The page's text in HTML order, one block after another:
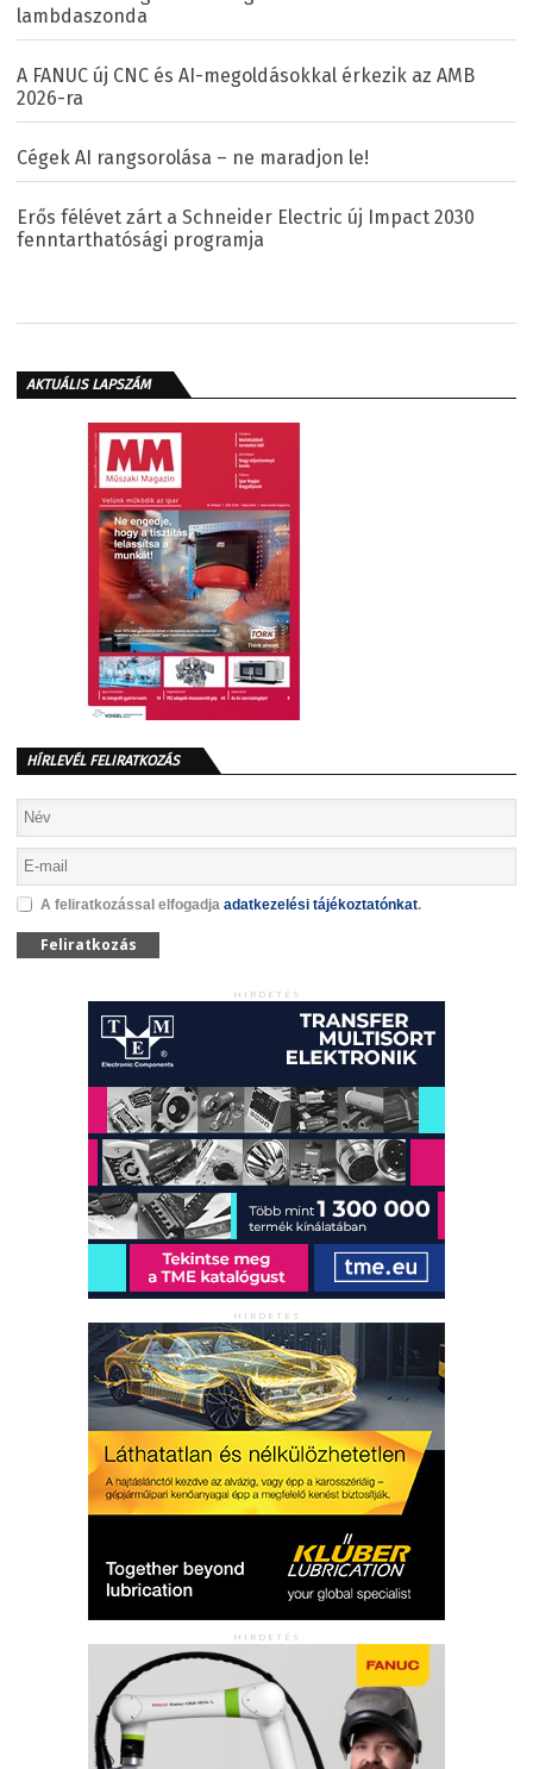
lambdaszonda
A FANUC új CNC és AI-megoldásokkal érkezik az AMB
2026-ra
Cégek AI rangsorolása – ne maradjon le!
Erős félévet zárt a Schneider Electric új Impact 2030
fenntarthatósági programja
AKTUÁLIS LAPSZÁM
HÍRLEVÉL FELIRATKOZÁS
A feliratkozással elfogadja adatkezelési tájékoztatónkat.
Feliratkozás
HIRDETÉS
HIRDETÉS
HIRDETÉS